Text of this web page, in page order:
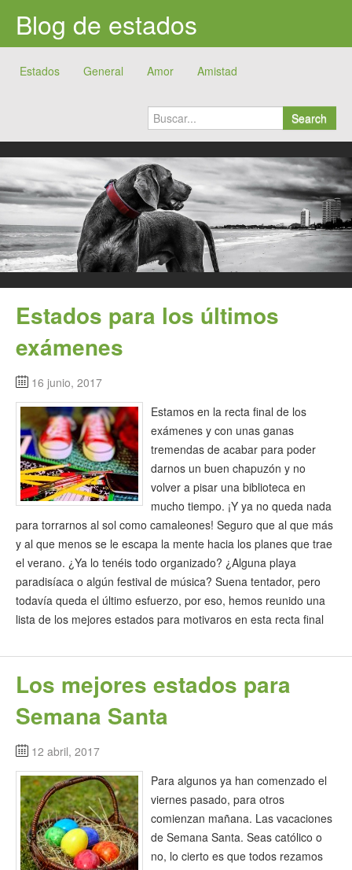
Blog de estados
Estados General Amor Amistad
Search
Estados para los últimos
exámenes
16 junio, 2017
Estamos en la recta final de los
exámenes y con unas ganas
tremendas de acabar para poder
darnos un buen chapuzón y no
volver a pisar una biblioteca en
mucho tiempo. ¡Y ya no queda nada
para torrarnos al sol como camaleones! Seguro que al que más
y al que menos se le escapa la mente hacia los planes que trae
el verano. ¿Ya lo tenéis todo organizado? ¿Alguna playa
paradisíaca o algún festival de música? Suena tentador, pero
todavía queda el último esfuerzo, por eso, hemos reunido una
lista de los mejores estados para motivaros en esta recta final
Los mejores estados para
Semana Santa
12 abril, 2017
Para algunos ya han comenzado el
viernes pasado, para otros
comienzan mañana. Las vacaciones
de Semana Santa. Seas católico o
no, lo cierto es que todos rezamos